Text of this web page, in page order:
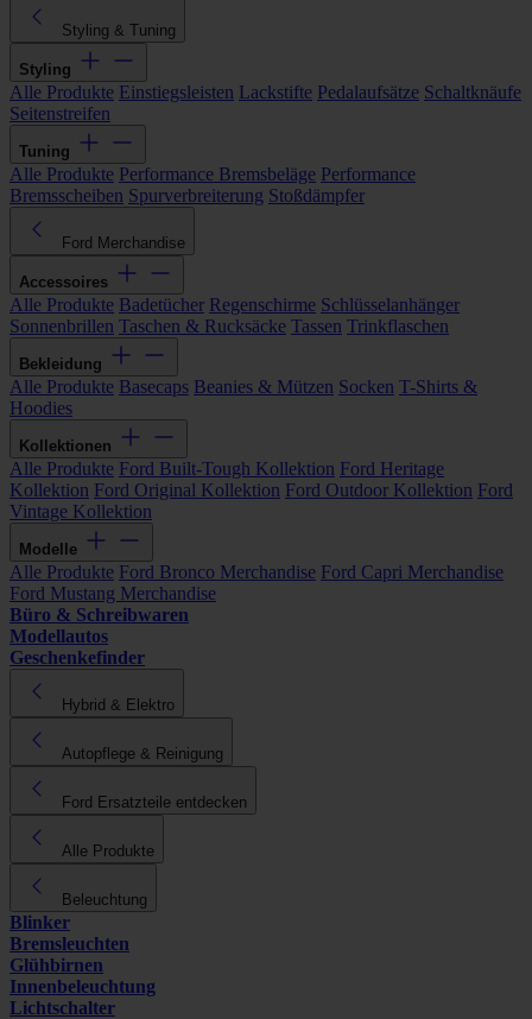
Styling & Tuning
Styling
Alle Produkte Einstiegsleisten Lackstifte Pedalaufsätze Schaltknäufe
Seitenstreifen
Tuning
Alle Produkte Performance Bremsbeläge Performance
Bremsscheiben Spurverbreiterung Stoßdämpfer
Ford Merchandise
Accessoires
Alle Produkte Badetücher Regenschirme Schlüsselanhänger
Sonnenbrillen Taschen & Rucksäcke Tassen Trinkflaschen
Bekleidung
Alle Produkte Basecaps Beanies & Mützen Socken T-Shirts &
Hoodies
Kollektionen
Alle Produkte Ford Built-Tough Kollektion Ford Heritage
Kollektion Ford Original Kollektion Ford Outdoor Kollektion Ford
Vintage Kollektion
Modelle
Alle Produkte Ford Bronco Merchandise Ford Capri Merchandise
Ford Mustang Merchandise
Büro & Schreibwaren
Modellautos
Geschenkefinder
Hybrid & Elektro
Autopflege & Reinigung
Ford Ersatzteile entdecken
Alle Produkte
Beleuchtung
Blinker
Bremsleuchten
Glühbirnen
Innenbeleuchtung
Lichtschalter